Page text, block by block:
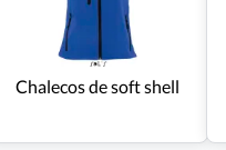
Chalecos de soft shell